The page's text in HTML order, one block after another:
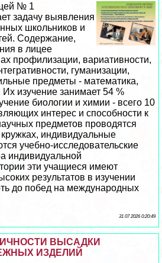
№ 1
задачу выявления
школьников и
Содержание,
в лицее
профилизации, вариативности,
гуманизации,
предметы - математика,
изучение занимает 54 %
биологии и химии - всего 10
интерес и способности к
предметов проводятся
индивидуальные
учебно-исследовательские
индивидуальной
эти учащиеся имеют
результатов в изучении
до побед на международных
31 07 2026 0:20:49
ВЫСАДКИ
ИЗДЕЛИЙ